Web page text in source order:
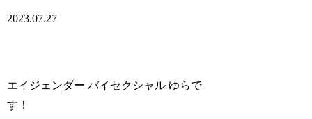
2023.07.27
エイジェンダー バイセクシャル ゆらで
す！